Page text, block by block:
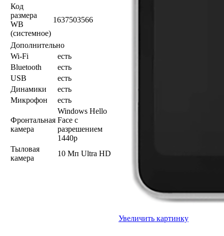
Код
размера
WB
(системное)
1637503566
Дополнительно
Wi-Fi
есть
Bluetooth
есть
USB
есть
Динамики
есть
Микрофон
есть
Фронтальная
камера
Windows Hello
Face с
разрешением
1440p
Тыловая
камера
10 Мп Ultra HD
Увеличить картинку